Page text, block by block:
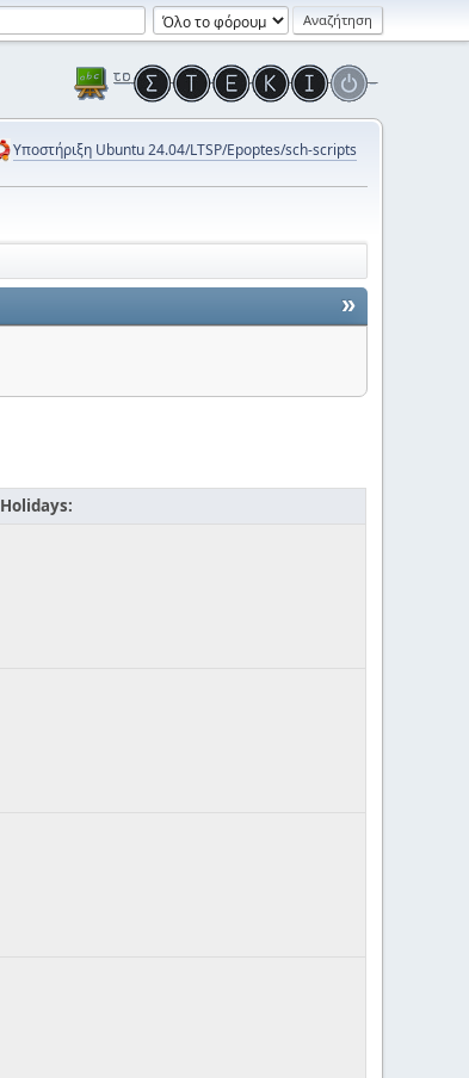
Υποστήριξη Ubuntu 24.04/LTSP/Epoptes/sch-scripts
»
Holidays: